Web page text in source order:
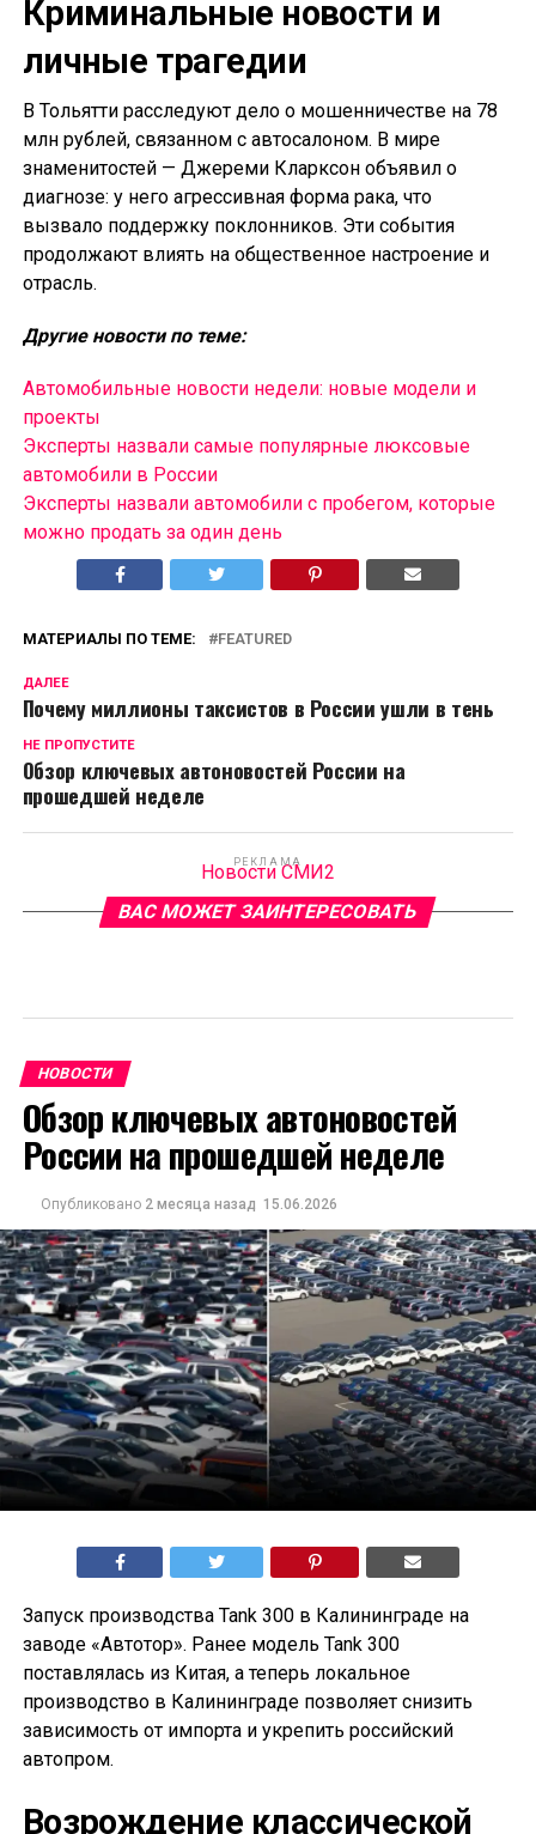
Криминальные новости и
личные трагедии
В Тольятти расследуют дело о мошенничестве на 78
млн рублей, связанном с автосалоном. В мире
знаменитостей — Джереми Кларксон объявил о
диагнозе: у него агрессивная форма рака, что
вызвало поддержку поклонников. Эти события
продолжают влиять на общественное настроение и
отрасль.
Другие новости по теме:
Автомобильные новости недели: новые модели и
проекты
Эксперты назвали самые популярные люксовые
автомобили в России
Эксперты назвали автомобили с пробегом, которые
можно продать за один день
МАТЕРИАЛЫ ПО ТЕМЕ: FEATURED
ДАЛЕЕ
Почему миллионы таксистов в России ушли в тень
НЕ ПРОПУСТИТЕ
Обзор ключевых автоновостей России на
прошедшей неделе
РЕКЛАМА
Новости СМИ2
ВАС МОЖЕТ ЗАИНТЕРЕСОВАТЬ
НОВОСТИ
Обзор ключевых автоновостей
России на прошедшей неделе
Опубликовано 2 месяца назад 15.06.2026
Запуск производства Tank 300 в Калининграде на
заводе «Автотор». Ранее модель Tank 300
поставлялась из Китая, а теперь локальное
производство в Калининграде позволяет снизить
зависимость от импорта и укрепить российский
автопром.
Возрождение классической